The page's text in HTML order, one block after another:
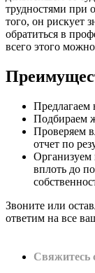
трудностями при
того, он рискует
обратиться в
всего этого
Предлагаем
Подбираем
Проверяем
отчет по
Организуем
вплоть до
Звоните или
ответим на все
Свяжитесь